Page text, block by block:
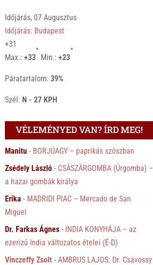
Időjárás, 07 Augusztus
Időjárás: Budapest
+31
Max.:+33
°
Min.:+23
°
Páratartalom:39%
Szél: N - 27 KPH
VÉLEMÉNYED VAN? ÍRD MEG!
Manitu - BORJÚAGY – paprikás szószban
Zsédely László - CSÁSZÁRGOMBA (Úrgomba) –
a hazai gombák királya
Erika - MADRIDI PIAC – Mercado de San
Miguel
Dr. Farkas Ágnes - INDIA KONYHÁJA – az
ezerízű India változatos ételei (É-D)
Vinczeffy Zsolt -AMBRUS LAJOS: Dr. Csávossy